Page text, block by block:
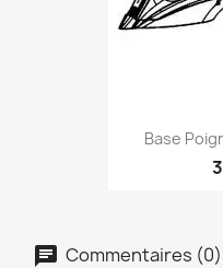
Base
Commentaires (0)